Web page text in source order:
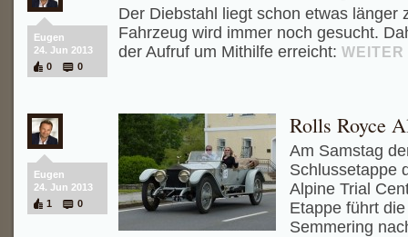
Eugen
24. Jun 2013
0
0
Der Diebstahl liegt schon etwas länger
Fahrzeug wird immer noch gesucht.
der Aufruf um Mithilfe erreicht: WEITER
Eugen
24. Jun 2013
1
0
Rolls Royce
Am Samstag
Schlussetappe
Alpine Trial
Etappe führt
Semmering